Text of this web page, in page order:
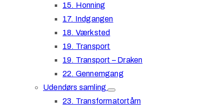
15. Honning
17. Indgangen
18. Værksted
19. Transport
19. Transport – Draken
22. Gennemgang
Udendørs samling
23. Transformatortårn